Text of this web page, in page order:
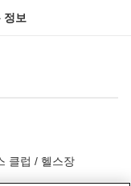
정보
클럽 / 헬스장